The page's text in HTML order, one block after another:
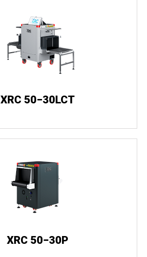
XRC 50−30LCT
XRC 50−30P